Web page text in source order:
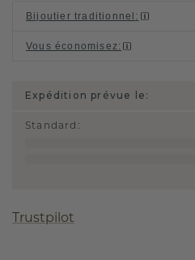
Bijoutier traditionnel :
Vous économisez:
Expédition prévue le:
Standard :
Trustpilot